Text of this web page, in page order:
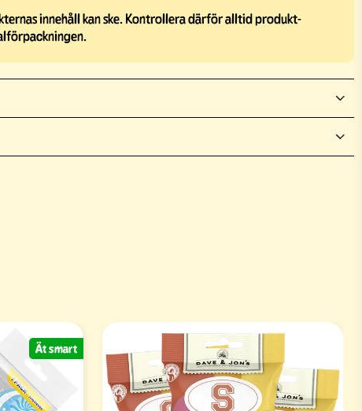
innehåll kan ske. Kontrollera därför alltid produkt-
Ät smart